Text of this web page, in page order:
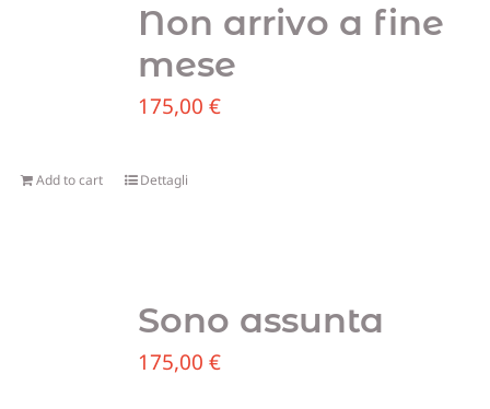
Non arrivo a fine
mese
175,00 €
Add to cart Dettagli
Sono assunta
175,00 €